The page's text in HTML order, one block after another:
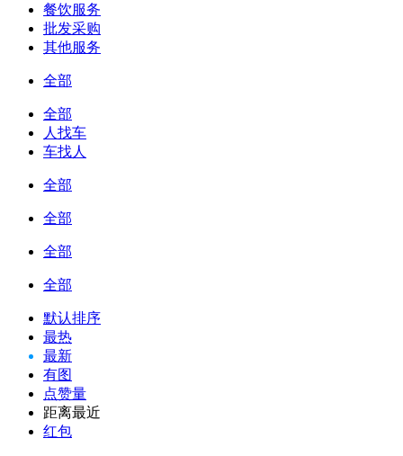
餐饮服务
批发采购
其他服务
全部
全部
人找车
车找人
全部
全部
全部
全部
默认排序
最热
最新
有图
点赞量
距离最近
红包